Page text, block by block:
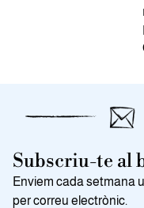
Subscriu-te al
Enviem cada setmana
per correu electrònic.